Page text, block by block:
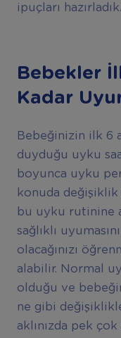
ipuçları hazırladık.
Bebekler
Kadar
Bebeğinizin ilk 6
duyduğu uyku
boyunca uyku
konuda
bu uyku rutinine
sağlıklı
olacağınızı
alabilir. Normal
olduğu ve
ne gibi
aklınızda pek